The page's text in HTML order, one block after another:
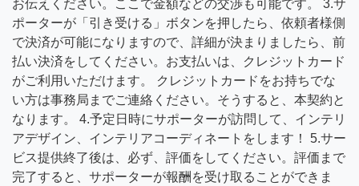
お伝えください。ここで金額などの交渉も可能です。 3.サ
ポーターが「引き受ける」ボタンを押したら、依頼者様側
で決済が可能になりますので、詳細が決まりましたら、前
払い決済をしてください。お支払いは、クレジットカード
がご利用いただけます。 クレジットカードをお持ちでな
い方は事務局までご連絡ください。そうすると、本契約と
なります。 4.予定日時にサポーターが訪問して、インテリ
アデザイン、インテリアコーディネートをします！ 5.サー
ビス提供終了後は、必ず、評価をしてください。評価まで
完了すると、サポーターが報酬を受け取ることができま